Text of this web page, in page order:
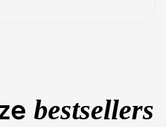
bestsellers